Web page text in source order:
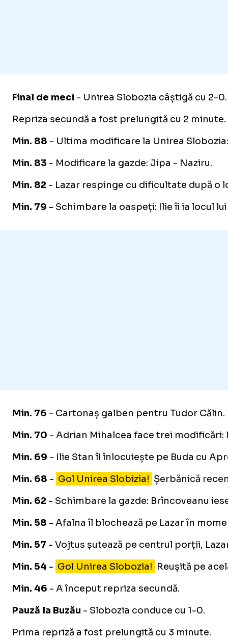
Final de meci - Unirea Slobozia câștigă cu 2-0.
Repriza secundă a fost prelungită cu 2 minute.
Min. 88 - Ultima modificare la Unirea
Min. 83 - Modificare la gazde: Jipa - Naziru.
Min. 82 - Lazar respinge cu dificultate după o
Min. 79 - Schimbare la oaspeți: Ilie îi ia locul
Min. 76 - Cartonaș galben pentru Tudor Călin.
Min. 70 - Adrian Mihalcea face trei modificări:
Min. 69 - Ilie Stan îl înlocuiește pe Buda cu
Min. 68 - Gol Unirea Slobizia! Șerbănică
Min. 62 - Schimbare la gazde: Brîncoveanu
Min. 58 - Afalna îl blochează pe Lazar în
Min. 57 - Vojtus șutează pe centrul porții,
Min. 54 - Gol Unirea Slobozia! Reușită pe
Min. 46 - A început repriza secundă.
Pauză la Buzău - Slobozia conduce cu 1-0.
Prima repriză a fost prelungită cu 3 minute.